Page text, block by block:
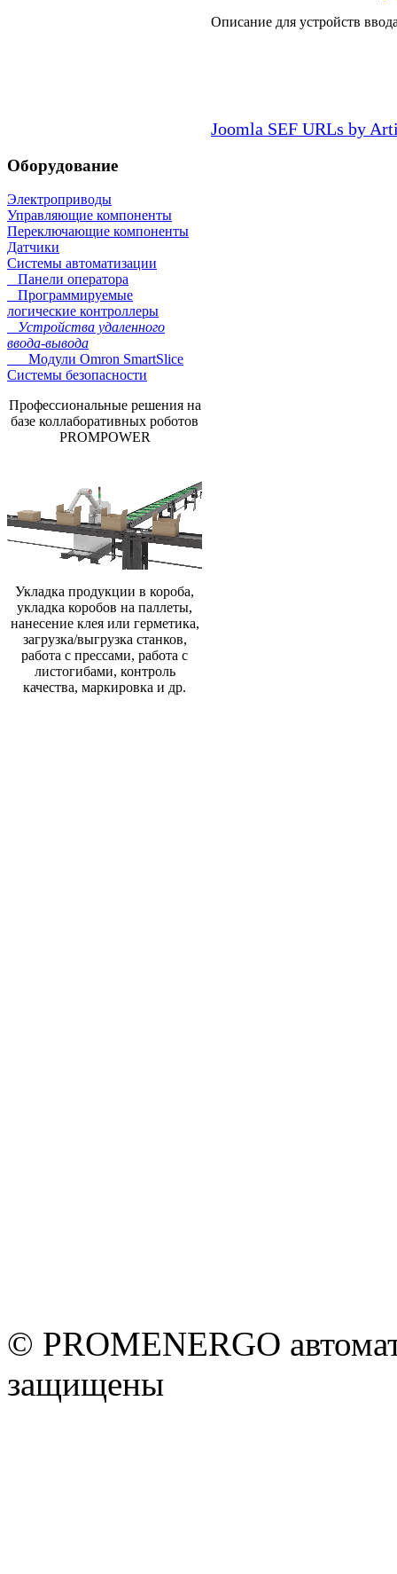
Описание для устройств
Joomla SEF URLs by
Оборудование
Электроприводы
Управляющие компоненты
Переключающие компоненты
Датчики
Системы автоматизации
Панели оператора
Программируемые
логические контроллеры
Устройства удаленного
ввода-вывода
Модули Omron SmartSlice
Системы безопасности
Профессиональные решения на
базе коллаборативных роботов
PROMPOWER
Укладка продукции в короба,
укладка коробов на паллеты,
нанесение клея или герметика,
загрузка/выгрузка станков,
работа с прессами, работа с
листогибами, контроль
качества, маркировка и др.
© PROMENERGO
защищены